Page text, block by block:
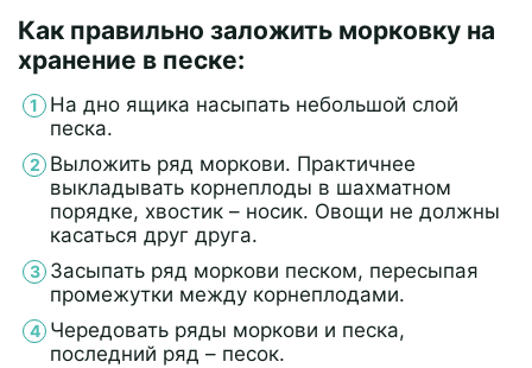
Как правильно заложить морковку на
хранение в песке:
На дно ящика насыпать небольшой слой
песка.
Выложить ряд моркови. Практичнее
выкладывать корнеплоды в шахматном
порядке, хвостик – носик. Овощи не должны
касаться друг друга.
Засыпать ряд моркови песком, пересыпая
промежутки между корнеплодами.
Чередовать ряды моркови и песка,
последний ряд – песок.